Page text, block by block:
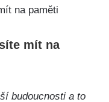
mít na
budoucnosti a to